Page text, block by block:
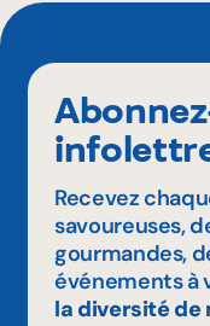
Recevez
savoureuses,
gourmandes,
événements à
la diversité de